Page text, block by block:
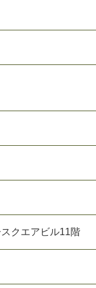
クエアビル11階